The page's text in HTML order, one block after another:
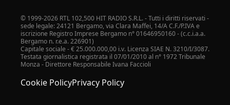
© 1999-2026 RTL 102,500 HIT RADIO S.R.L. - Tutti i diritti riservati -
sede legale: 24121 Bergamo, via Clara Maffei, 14/A C.F./P.IVA e
iscrizione Registro Imprese Bergamo n° 01646950160 - (c.c.i.a.a.
Bergamo n. r.e.a. 226901)
Capitale sociale - € 25.000.000,00 i.v. Licenza SIAE N. 3210/I/3087.
Testata giornalistica registrata il 07/01/2010 al n° 1972 Tribunale
Monza - Direttore Responsabile Ivana Faccioli
Cookie PolicyPrivacy Policy